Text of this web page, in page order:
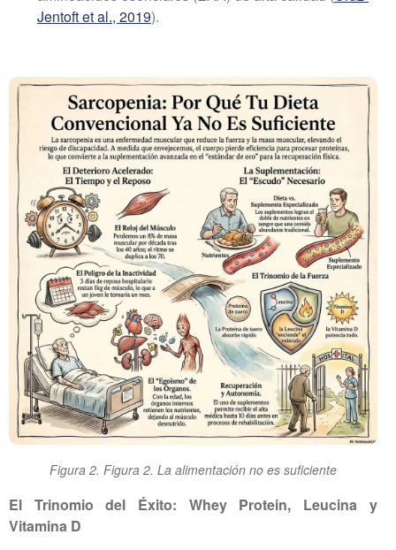
Jentoft et al., 2019).
Figura 2. Figura 2. La alimentación no es suficiente
El Trinomio del Éxito: Whey Protein, Leucina y
Vitamina D